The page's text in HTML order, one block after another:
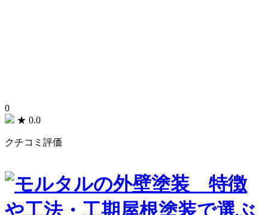
0
★ 0.0
クチコミ評価